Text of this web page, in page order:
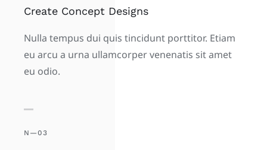
Create Concept Designs
Nulla tempus dui quis tincidunt porttitor. Etiam
eu arcu a urna ullamcorper venenatis sit amet
eu odio.
N—03